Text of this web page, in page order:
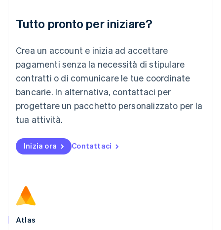
Tutto pronto per iniziare?
Crea un account e inizia ad accettare
pagamenti senza la necessità di stipulare
contratti o di comunicare le tue coordinate
bancarie. In alternativa, contattaci per
progettare un pacchetto personalizzato per la
tua attività.
Inizia ora Contattaci
Atlas
Lituania
Lussemburgo
Deutsch English
Malaysia
English 简体中文
Malta
Messico
EspañolEnglish
English
Nuova Zelanda
English
Portogallo
Português